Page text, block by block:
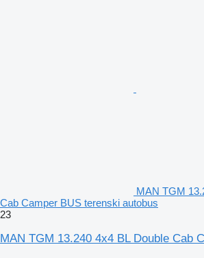
MAN TGM
Cab Camper BUS terenski autobus
23
MAN TGM 13.240 4x4 BL Double Cab